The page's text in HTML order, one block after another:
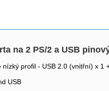
na 2 PS/2 a USB
profil - USB 2.0 (vnitřní) x 1
USB